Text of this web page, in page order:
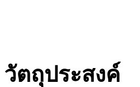
วัตถุประสงค์